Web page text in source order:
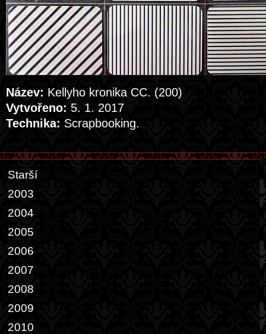
Název: Kellyho kronika CC. (200)
Vytvořeno: 5. 1. 2017
Technika: Scrapbooking.
Starší
2003
2004
2005
2006
2007
2008
2009
2010